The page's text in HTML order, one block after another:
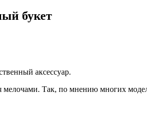
букет
аксессуар.
мелочами. Так, по мнению многих